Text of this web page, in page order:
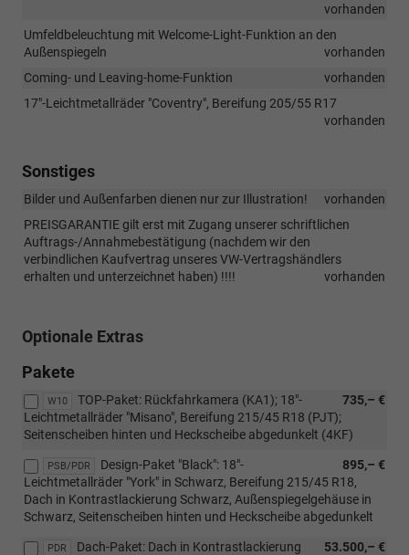
vorhanden
Umfeldbeleuchtung mit Welcome-Light-Funktion an den
Außenspiegeln
vorhanden
Coming- und Leaving-home-Funktion
vorhanden
17"-Leichtmetallräder "Coventry", Bereifung 205/55 R17
vorhanden
Sonstiges
Bilder und Außenfarben dienen nur zur Illustration!
vorhanden
PREISGARANTIE gilt erst mit Zugang unserer schriftlichen
Auftrags-/Annahmebestätigung (nachdem wir den
verbindlichen Kaufvertrag unseres VW-Vertragshändlers
erhalten und unterzeichnet haben) !!!!
vorhanden
Optionale Extras
Pakete
W10 735,– €
TOP-Paket: Rückfahrkamera (KA1); 18"-
Leichtmetallräder "Misano", Bereifung 215/45 R18 (PJT);
Seitenscheiben hinten und Heckscheibe abgedunkelt (4KF)
PSB/PDR 895,– €
Design-Paket "Black": 18"-
Leichtmetallräder "York" in Schwarz, Bereifung 215/45 R18,
Dach in Kontrastlackierung Schwarz, Außenspiegelgehäuse in
Schwarz, Seitenscheiben hinten und Heckscheibe abgedunkelt
PDR 53.500,– €
Dach-Paket: Dach in Kontrastlackierung